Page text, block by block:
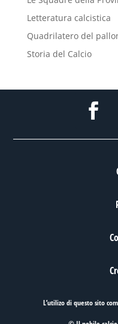
Letteratura calcistica
Quadrilatero del
Storia del Calcio
L’utilizo di questo sito